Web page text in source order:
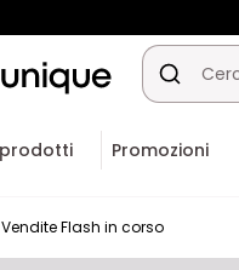
Promozioni
Vendite Flash in corso